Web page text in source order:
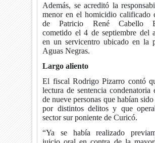
Además, se acreditó la
menor en el homicidio calificado
de Patricio René Cabello
cometido el 4 de septiembre del
en un servicentro ubicado en la
Aguas Negras.
Largo aliento
El fiscal Rodrigo Pizarro contó
lectura de sentencia condenatoria
de nueve personas que habían sido
por distintos delitos y que
sector sur poniente de Curicó.
“Ya se había realizado